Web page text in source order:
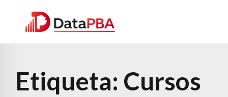
Etiqueta: Cursos